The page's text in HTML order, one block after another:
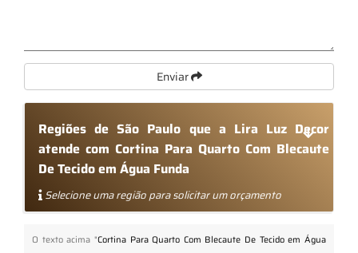
Enviar
Regiões de São Paulo que a Lira Luz Decor
atende com Cortina Para Quarto Com Blecaute
De Tecido em Água Funda
Selecione uma região para solicitar um orçamento
O texto acima "Cortina Para Quarto Com Blecaute De Tecido em Água